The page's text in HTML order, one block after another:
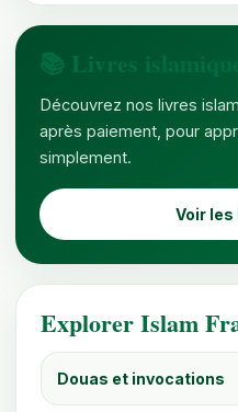
📚 Livres
Découvrez nos livres
après paiement, pour
simplement.
Voir les
Explorer Islam
Douas et invocations